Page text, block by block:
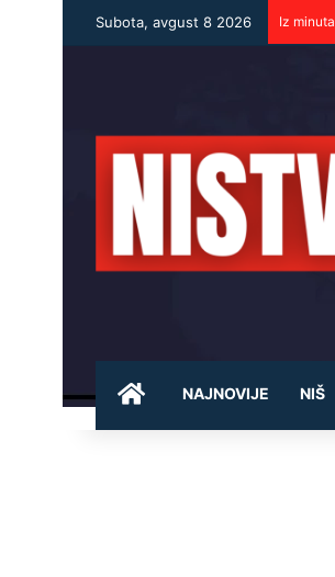
Subota, avgust 8 2026 Iz
POČETNA
NAJNOVIJE NIŠ